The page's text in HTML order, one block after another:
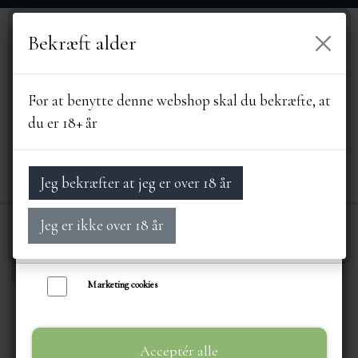
FORSIDE
SORTIMENT
Forside ERHVERVSSALG AALBORG
brugeroplevelse, til markedsføring og til at undersøge, hvordan vores
ved at trykke på linket 'Cookies' nederst på siden.
Nødvendige cookies
Funktionelle cookies
Statistik cookies
Marketing cookies
Acceptér alle
Bekræft alder
For at benytte denne webshop skal du bekræfte, at
du er 18+ år
Jeg bekræfter at jeg er over 18 år
Jeg er ikke over 18 år